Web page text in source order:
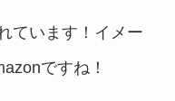
ています！イメー
ですね！